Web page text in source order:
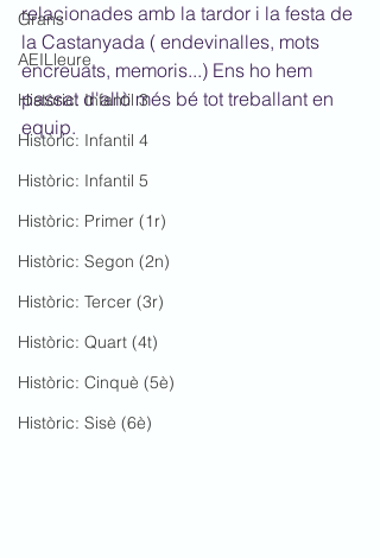
Grans
AEILleure
Històric: Infantil 3
Històric: Infantil 4
Històric: Infantil 5
Històric: Primer (1r)
Històric: Segon (2n)
Històric: Tercer (3r)
Històric: Quart (4t)
Històric: Cinquè (5è)
Històric: Sisè (6è)
relacionades amb la tardor i la festa de
la Castanyada ( endevinalles, mots
encreuats, memoris...) Ens ho hem
passat d'allò més bé tot treballant en
equip.